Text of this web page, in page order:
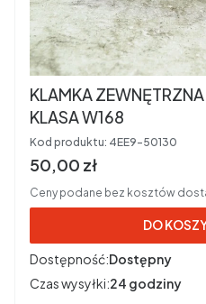
KLAMKA
KLASA W168
Kod produktu: 4EE9-50130
Cena brutto
50,00 zł
Ceny podane bez kosztów
DO
Dostępność:Dostępny
Czas wysyłki:24 godziny